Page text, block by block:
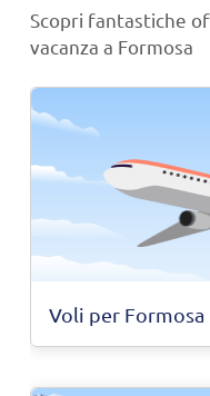
Scopri fantastiche
vacanza a Formosa
Voli per Formosa